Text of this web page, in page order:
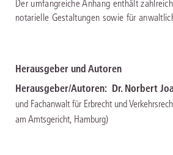
Der umfangreiche Anhang enthält
notarielle Gestaltungen sowie für
Herausgeber und Autoren
Herausgeber/Autoren: Dr. Norbert
und Fachanwalt für Erbrecht und
am Amtsgericht, Hamburg)